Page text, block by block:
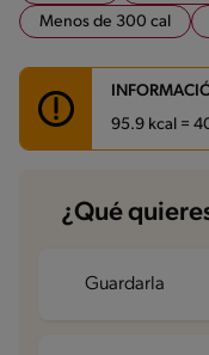
Menos de 300 cal
95.9 kcal =
Energía
Proteína
Grasas
¿Qué
Guardarla